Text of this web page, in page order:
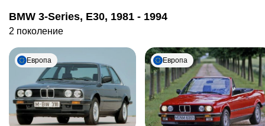
BMW 3-Series, E30, 1981 - 1994
2 поколение
Европа Европа